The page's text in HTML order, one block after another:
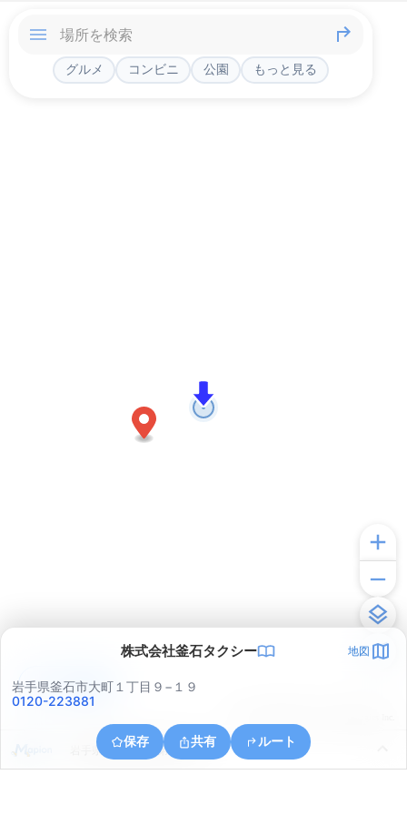
グルメ コンビニ 公園 もっと見る
株式会社釜石タクシー 地図
岩手県釜石市大町１丁目９−１９
0120-223881
保存 共有 ルート
岩手県釜石市釜石第１地割
アプリで見る